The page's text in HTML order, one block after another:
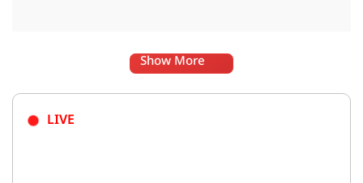
Show More
LIVE